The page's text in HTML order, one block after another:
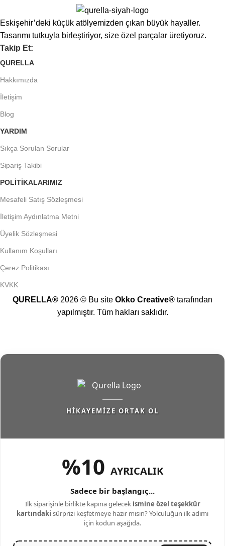
Eskişehir’deki küçük atölyemizden çıkan büyük hayaller.
Tasarımı tutkuyla birleştiriyor, size özel parçalar üretiyoruz.
Takip Et:
QURELLA
Hakkımızda
İletişim
Blog
YARDIM
Sıkça Sorulan Sorular
Sipariş Takibi
POLITIKALARIMIZ
Mesafeli Satış Sözleşmesi
İletişim Aydınlatma Metni
Üyelik Sözleşmesi
Kullanım Koşulları
Çerez Politikası
KVKK
QURELLA® 2026 © Bu site Okko Creative® tarafından
yapılmıştır. Tüm hakları saklıdır.
HIKAYEMIZE ORTAK OL
%10 AYRICALIK
Sadece bir başlangıç...
İlk siparişinle birlikte kapına gelecek ismine özel teşekkür
kartındaki sürprizi keşfetmeye hazır mısın? Yolculuğun ilk adımı
için kodun aşağıda.